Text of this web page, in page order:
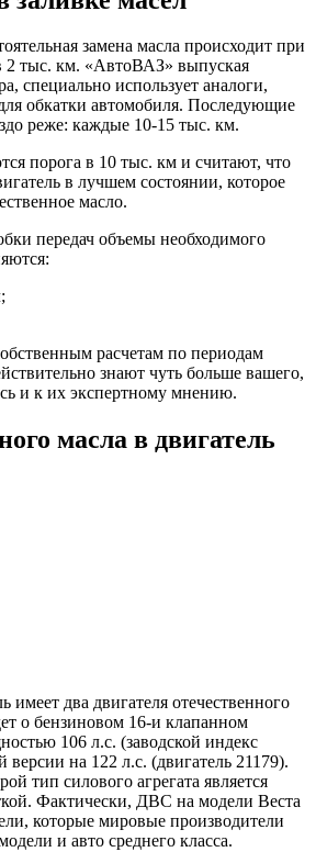
замена масла происходит при
2 тыс. км. «АвтоВАЗ» выпуская
специально использует аналоги,
обкатки автомобиля. Последующие
реже: каждые 10-15 тыс. км.
порога в 10 тыс. км и считают, что
в лучшем состоянии, которое
масло.
передач объемы необходимого
расчетам по периодам
знают чуть больше вашего,
и к их экспертному мнению.
масла в двигатель
имеет два двигателя отечественного
о бензиновом 16-и клапанном
106 л.с. (заводской индекс
на 122 л.с. (двигатель 21179).
тип силового агрегата является
Фактически, ДВС на модели Веста
которые мировые производители
и авто среднего класса.